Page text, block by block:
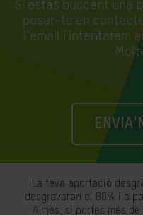
Si estàs buscant una
posar-te en
l'email i intentarem
La teva aportació
desgravaran el 80% i a
A més, si portes més de